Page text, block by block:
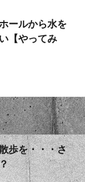
ールから水を
【やってみ
歩を・・・さ